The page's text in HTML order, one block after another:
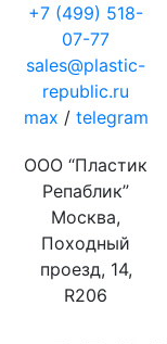
+7 (499) 518-
07-77
sales@plastic-
republic.ru
max / telegram
ООО “Пластик
Репаблик”
Москва,
Походный
проезд, 14,
R206